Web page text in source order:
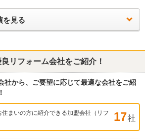
を見る
リフォーム会社をご紹介！
社から、ご要望に応じて最適な会社をご紹
住まいの方に紹介できる加盟会社（リフ
17社